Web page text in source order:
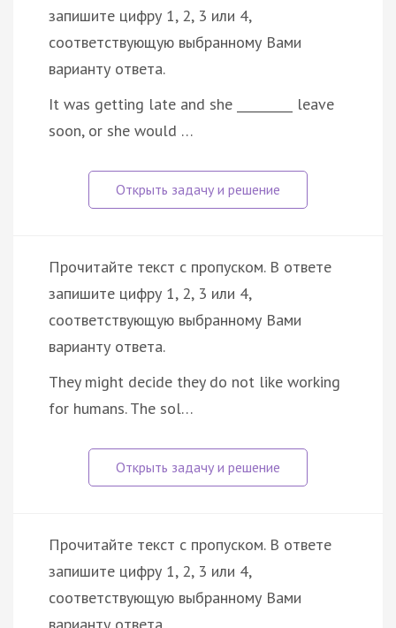
запишите цифру 1, 2, 3 или 4,
соответствующую выбранному Вами
варианту ответа.
It was getting late and she _________ leave
soon, or she would …
Прочитайте текст с пропуском. В ответе
запишите цифру 1, 2, 3 или 4,
соответствующую выбранному Вами
варианту ответа.
They might decide they do not like working
for humans. The sol…
Прочитайте текст с пропуском. В ответе
запишите цифру 1, 2, 3 или 4,
соответствующую выбранному Вами
варианту ответа.